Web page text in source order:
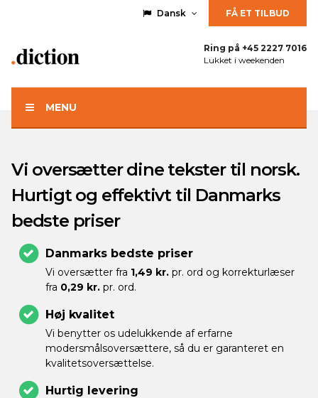
Dansk FÅ ET TILBUD
Ring på +45 2227 7016
Lukket i weekenden
MENU
Vi oversætter dine tekster til norsk.
Hurtigt og effektivt til Danmarks
bedste priser
Danmarks bedste priser
Vi oversætter fra 1,49 kr. pr. ord og korrekturlæser
fra 0,29 kr. pr. ord.
Høj kvalitet
Vi benytter os udelukkende af erfarne
modersmålsoversættere, så du er garanteret en
kvalitetsoversættelse.
Hurtig levering